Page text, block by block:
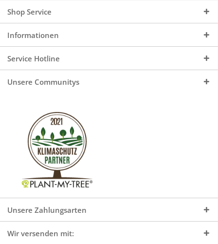
Shop Service
Informationen
Service Hotline
Unsere Communitys
Unsere Zahlungsarten
Wir versenden mit: